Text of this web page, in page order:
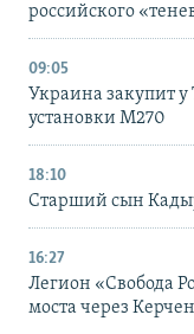
российского
09:05
Украина закупит у
установки M270
18:10
Старший сын
16:27
Легион «Свобода
моста через